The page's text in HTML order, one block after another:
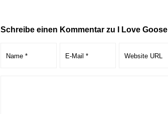
Schreibe einen Kommentar zu I Love Goose